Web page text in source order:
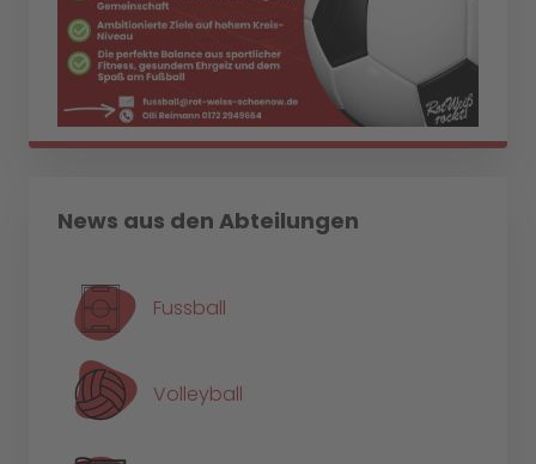
News aus den Abteilungen
Fussball
Volleyball